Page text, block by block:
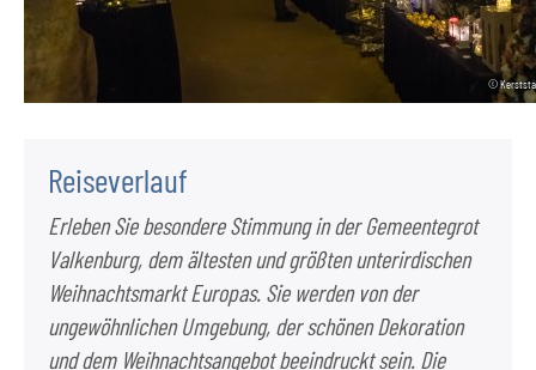
©
Reiseverlauf
Erleben Sie besondere Stimmung in der Gemeentegrot
Valkenburg, dem ältesten und größten unterirdischen
Weihnachtsmarkt Europas. Sie werden von der
ungewöhnlichen Umgebung, der schönen Dekoration
und dem Weihnachtsangebot beeindruckt sein. Die